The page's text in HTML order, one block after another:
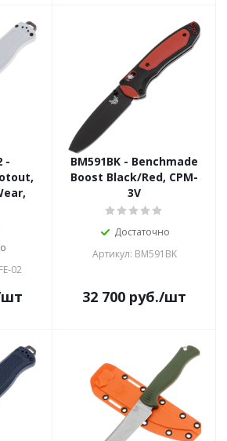
-
02
BM591BK - Benchmade
Boost Black/Red, CPM-
3V
Достаточно
Артикул: BM591BK
32 700 руб./шт